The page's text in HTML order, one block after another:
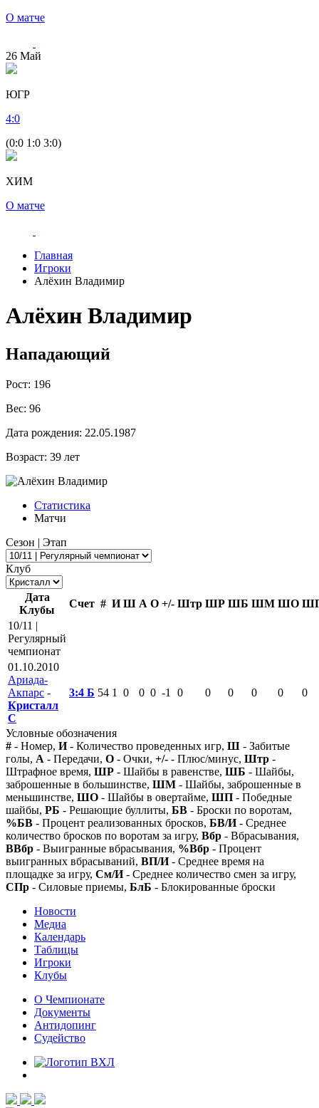
О матче
26 Май
ЮГР
4:0
(0:0 1:0 3:0)
ХИМ
О матче
Главная
Игроки
Алёхин Владимир
Алёхин Владимир
Нападающий
Рост: 196
Вес: 96
Дата рождения: 22.05.1987
Возраст: 39 лет
Статистика
Матчи
Сезон | Этап
Клуб
Дата
Клубы
Счет # И Ш А О +/- Штр ШР ШБ ШМ ШО
10/11 |
Регулярный
чемпионат
01.10.2010
Ариада-
Акпарс -
Кристалл
С
3:4 Б 54 1 0 0 0 -1 0 0 0 0 0 0
Условные обозначения
# - Номер, И- Количество проведенных игр, Ш - Забитые
голы, А - Передачи, О - Очки, +/- - Плюс/минус, Штр -
Штрафное время, ШР - Шайбы в равенстве, ШБ - Шайбы,
заброшенные в большинстве, ШМ - Шайбы, заброшенные в
меньшинстве, ШО - Шайбы в овертайме, ШП - Победные
шайбы, РБ - Решающие буллиты, БВ - Броски по воротам,
%БВ - Процент реализованных бросков, БВ/И- Среднее
количество бросков по воротам за игру, Вбр - Вбрасывания,
ВВбр - Выигранные вбрасывания, %Вбр - Процент
выигранных вбрасываний, ВП/И- Среднее время на
площадке за игру, См/И- Среднее количество смен за игру,
СПр - Силовые приемы, БлБ - Блокированные броски
Новости
Медиа
Календарь
Таблицы
Игроки
Клубы
О Чемпионате
Документы
Антидопинг
Судейство